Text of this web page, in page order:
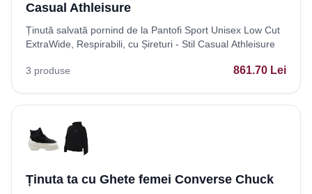
Casual Athleisure
Ținută salvată pornind de la Pantofi Sport Unisex Low Cut
ExtraWide, Respirabili, cu Șireturi - Stil Casual Athleisure
3 produse 861.70 Lei
Ținuta ta cu Ghete femei Converse Chuck